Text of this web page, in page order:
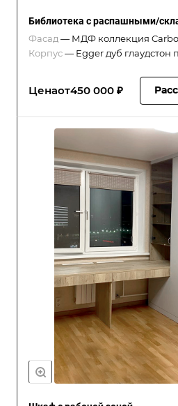
Библиотека с распашными/
Фасад — МДФ коллекция
Корпус— Egger дуб глаудстон
Ценаот450 000 ₽